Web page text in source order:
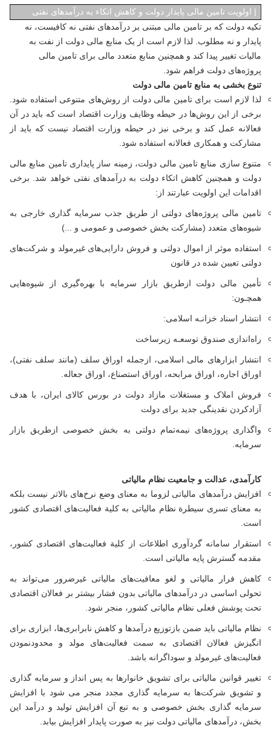
| اولویت تامین مالی پایدار دولت و کاهش اتکاء به درآمدهای نفتی
تکیه دولت که بر تامین مالی مبتنی بر درآمدهای نفتی نه کافیست، نه
پایدار و نه مطلوب. لذا لازم است از یک منابع مالی دولت از نفت به
مالیات تغییر پیدا کند و همچنین منابع متعدد مالی برای تامین مالی
پروژه‌های دولت فراهم شود.
تنوع بخشی به منابع تامین مالی دولت
لذا لازم است برای تامین مالی دولت از روش‌های متنوعی استفاده شود.
برخی از این روش‌ها در حیطه وظایف وزارت اقتصاد است که باید در آن
فعالانه عمل کند و برخی نیز در حیطه وزارت اقتصاد نیست که باید از
مشارکت و همکاری فعالانه استفاده شود.
متنوع سازی منابع تامین مالی دولت، زمینه ساز پایداری تامین منابع مالی
دولت و همچنین کاهش اتکاء دولت به درآمدهای نفتی خواهد شد. برخی
اقدامات این اولویت عبارتند از:
تامین مالی پروژه‌های دولتی از طریق جذب سرمایه گذاری خارجی به
شیوه‌های متعدد (مشارکت بخش خصوصی و عمومی و ...)
استفاده موثر از اموال دولتی و فروش دارایی‌های غیرمولد و شرکت‌های
دولتی تعیین شده در قانون
تأمین مالی دولت ازطریق بازار سرمایه با بهره‌گیری از شیوه‌هایی
همچـون:
انتشار اسناد خزانـه اسلامی:
راه‌اندازی صندوق توسعـه زیرساخت
انتشار ابزارهای مالی اسلامی، ازجمله اوراق سلف (مانند سلف نفتی)،
اوراق اجاره، اوراق مرابحه، اوراق استصناع، اوراق جعاله.
فروش املاک و مستغلات مازاد دولت در بورس کالای ایران، با هدف
آزادکردن نقدینگی جدید برای دولت
واگذاری پروژه‌های نیمه‌تمام دولتی به بخش خصوصی ازطریق بازار
سرمایه.
کارآمدی، عدالت و جامعیت نظام مالیاتی
افزایش درآمدهای مالیاتی لزوما به معنای وضع نرخ‌های بالاتر نیست بلکه
به معنای تسری سیطرة نظام مالیاتی به کلیة فعالیت‌های اقتصادی کشور
است.
استقرار سامانه گردآوری اطلاعات از کلیة فعالیت‌های اقتصادی کشور،
مقدمه گسترش پایه مالیاتی است.
کاهش فرار مالیاتی و لغو معافیت‌های مالیاتی غیرضرور می‌تواند به
تحولی اساسی در درآمدهای مالیاتی بدون فشار بیشتر بر فعالان اقتصادی
تحت پوشش فعلی نظام مالیاتی کشور، منجر شود.
نظام مالیاتی باید ضمن بازتوزیع درآمدها و کاهش نابرابری‌ها، ابزاری برای
انگیزش فعالان اقتصادی به سمت فعالیت‌های مولد و محدودنمودن
فعالیت‌های غیرمولد و سوداگرانه باشد.
تغییر قوانین مالیاتی برای تشویق خانوارها به پس انداز و سرمایه گذاری
و تشویق شرکت‌ها به سرمایه گذاری مجدد منجر می شود با افزایش
سرمایه گذاری بخش خصوصی و به تبع آن افزایش تولید و درآمد این
بخش، درآمدهای مالیاتی دولت نیز به صورت پایدار افزایش بیابد.